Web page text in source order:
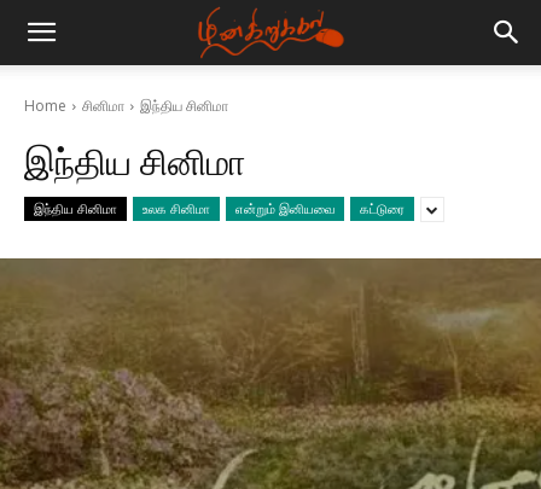
Home சினிமா இந்திய சினிமா
இந்திய சினிமா
இந்திய சினிமா உலக சினிமா என்றும் இனியவை கட்டுரை